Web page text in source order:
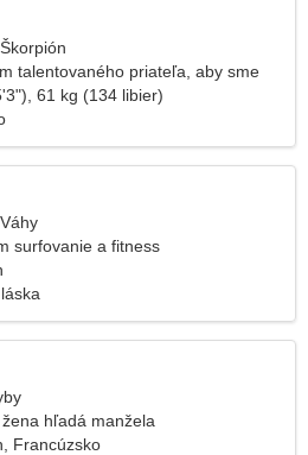
talentovaného priateľa, aby sme
61 kg (134 libier)
surfovanie a fitness
hľadá manžela
Francúzsko